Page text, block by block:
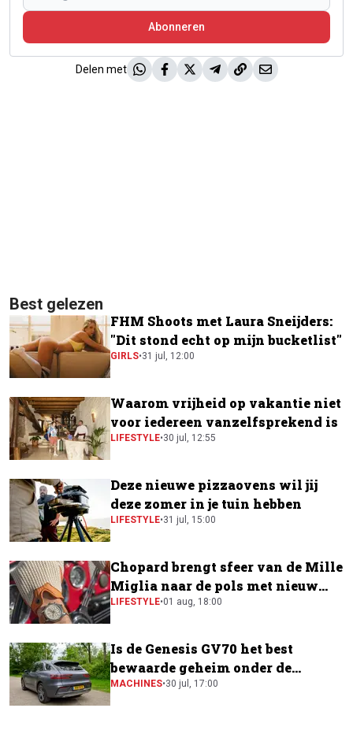
Abonneren
Delen met
Best gelezen
FHM Shoots met Laura Sneijders:
"Dit stond echt op mijn bucketlist"
GIRLS•31 jul, 12:00
Waarom vrijheid op vakantie niet
voor iedereen vanzelfsprekend is
LIFESTYLE•30 jul, 12:55
Deze nieuwe pizzaovens wil jij
deze zomer in je tuin hebben
LIFESTYLE•31 jul, 15:00
Chopard brengt sfeer van de Mille
Miglia naar de pols met nieuw
horloge
LIFESTYLE•01 aug, 18:00
Is de Genesis GV70 het best
bewaarde geheim onder de
elektrische SUV's?
MACHINES•30 jul, 17:00